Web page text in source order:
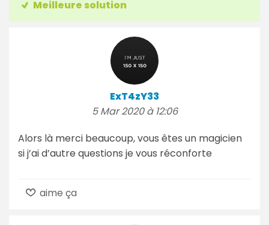
Meilleure solution
ExT4zY33
5 Mar 2020 à 12:06
Alors là merci beaucoup, vous êtes un magicien
si j’ai d’autre questions je vous réconforte
aime ça